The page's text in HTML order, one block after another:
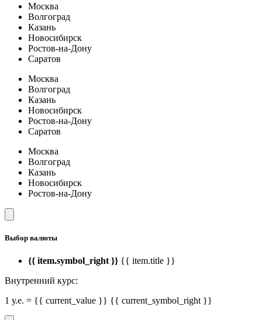
Москва
Волгоград
Казань
Новосибирск
Ростов-на-Дону
Саратов
Москва
Волгоград
Казань
Новосибирск
Ростов-на-Дону
Саратов
Москва
Волгоград
Казань
Новосибирск
Ростов-на-Дону
Выбор валюты
{{ item.symbol_right }} {{ item.title }}
Внутренний курс:
1 у.е. = {{ current_value }} {{ current_symbol_right }}